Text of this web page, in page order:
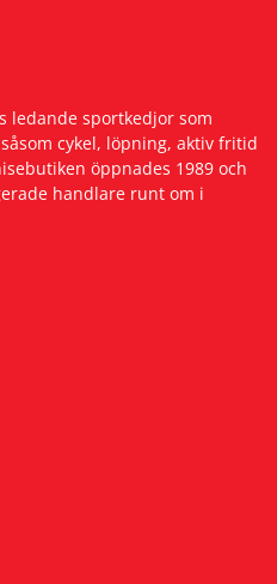
ledande sportkedjor som
cykel, löpning, aktiv fritid
öppnades 1989 och
handlare runt om i